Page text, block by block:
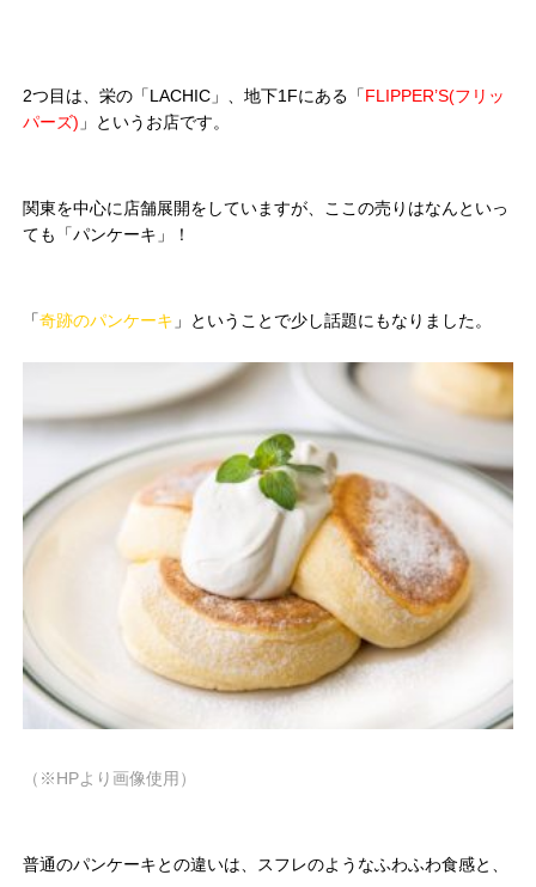
2つ目は、栄の「LACHIC」、地下1Fにある「FLIPPER’S(フリッ
パーズ) 」というお店です。
関東を中心に店舗展開をしていますが、ここの売りはなんといっ
ても「パンケーキ」！
「奇跡のパンケーキ 」ということで少し話題にもなりました。
（※HPより画像使用）
普通のパンケーキとの違いは、スフレのようなふわふわ食感と、